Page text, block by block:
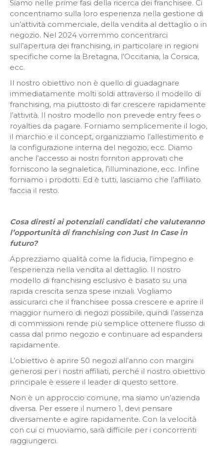
Siamo nelle prime fasi della ricerca dei franchisee. Ci
concentriamo sulla loro esperienza nella gestione di
un’attività commerciale, della vendita al dettaglio o in
negozio. Nel 2024 vorremmo concentrarci
sull’apertura dei franchising, in particolare in regioni
specifiche come la Bretagna, l’Occitania, la Corsica,
ecc.
Il nostro obiettivo non è quello di guadagnare
immediatamente molti soldi attraverso il modello di
franchising, ma piuttosto di far crescere rapidamente
l’attività. Il nostro modello non prevede entry fees o
royalties da pagare. Forniamo semplicemente il logo,
il marchio e il concept, organizziamo l’allestimento e
la configurazione interna del negozio, ecc. Diamo
anche l’accesso ai nostri fornitori approvati che
forniscono la segnaletica, l’illuminazione, ecc. Infine
forniamo i prodotti. Ed è tutti, lasciamo che l’affiliato
faccia il resto.
Cosa diresti ai potenziali candidati che valuteranno
l’opportunità di franchising con Just In Case in
futuro?
Apprezziamo qualità come la fiducia, l’impegno e
l’esperienza nella vendita al dettaglio. Il nostro
modello di franchising esclusivo è basato su una
rapida crescita senza spese iniziali. Vogliamo
assicurarci che il franchisee possa crescere e aprire il
maggior numero di negozi possibile, quindi l’assenza
di commissioni rende più semplice ottenere flusso di
cassa dal primo negozio e continuare ad espandersi
rapidamente.
L’obiettivo è aprire 50 negozi all’anno con margini
generosi per i nostri affiliati, perché il nostro obiettivo
principale è essere il leader di questo settore.
Non è un approccio comune, ma siamo un’azienda
diversa. Per essere il numero 1, devi pensare
diversamente e agire rapidamente. Con la velocità
con cui ci muoviamo, sarà difficile per i concorrenti
raggiungerci.